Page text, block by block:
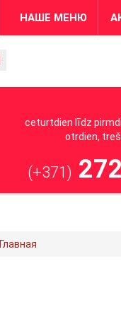
НАШЕ МЕНЮ
ceturtdien līdz
otrdien,
(+371)
Главная